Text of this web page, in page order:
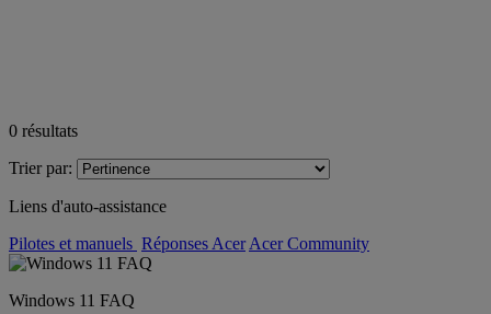
0 résultats
Trier par:
Liens d'auto-assistance
Pilotes et manuels Réponses Acer Acer Community
Windows 11 FAQ